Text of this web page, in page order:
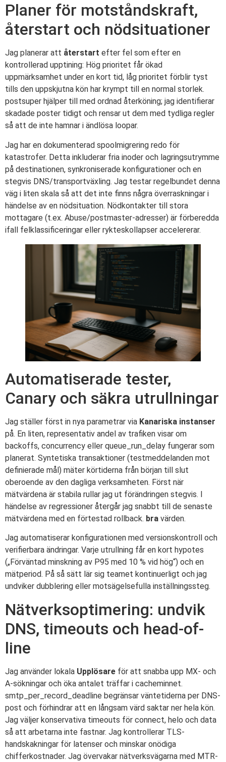
Planer för motståndskraft,
återstart och nödsituationer
Jag planerar att återstart efter fel som efter en
kontrollerad upptining: Hög prioritet får ökad
uppmärksamhet under en kort tid, låg prioritet förblir tyst
tills den uppskjutna kön har krympt till en normal storlek.
postsuper hjälper till med ordnad återköning; jag identifierar
skadade poster tidigt och rensar ut dem med tydliga regler
så att de inte hamnar i ändlösa loopar.
Jag har en dokumenterad spoolmigrering redo för
katastrofer. Detta inkluderar fria inoder och lagringsutrymme
på destinationen, synkroniserade konfigurationer och en
stegvis DNS/transportväxling. Jag testar regelbundet denna
väg i liten skala så att det inte finns några överraskningar i
händelse av en nödsituation. Nödkontakter till stora
mottagare (t.ex. Abuse/postmaster-adresser) är förberedda
ifall felklassificeringar eller rykteskollapser accelererar.
Automatiserade tester,
Canary och säkra utrullningar
Jag ställer först in nya parametrar via Kanariska instanser
på. En liten, representativ andel av trafiken visar om
backoffs, concurrency eller queue_run_delay fungerar som
planerat. Syntetiska transaktioner (testmeddelanden mot
definierade mål) mäter körtiderna från början till slut
oberoende av den dagliga verksamheten. Först när
mätvärdena är stabila rullar jag ut förändringen stegvis. I
händelse av regressioner återgår jag snabbt till de senaste
mätvärdena med en förtestad rollback. bra värden.
Jag automatiserar konfigurationen med versionskontroll och
verifierbara ändringar. Varje utrullning får en kort hypotes
(„Förväntad minskning av P95 med 10 % vid hög“) och en
mätperiod. På så sätt lär sig teamet kontinuerligt och jag
undviker dubblering eller motsägelsefulla inställningssteg.
Nätverksoptimering: undvik
DNS, timeouts och head-of-
line
Jag använder lokala Upplösare för att snabba upp MX- och
A-sökningar och öka antalet träffar i cacheminnet.
smtp_per_record_deadline begränsar väntetiderna per DNS-
post och förhindrar att en långsam värd saktar ner hela kön.
Jag väljer konservativa timeouts för connect, helo och data
så att arbetarna inte fastnar. Jag kontrollerar TLS-
handskakningar för latenser och minskar onödiga
chifferkostnader. Jag övervakar nätverksvägarna med MTR-